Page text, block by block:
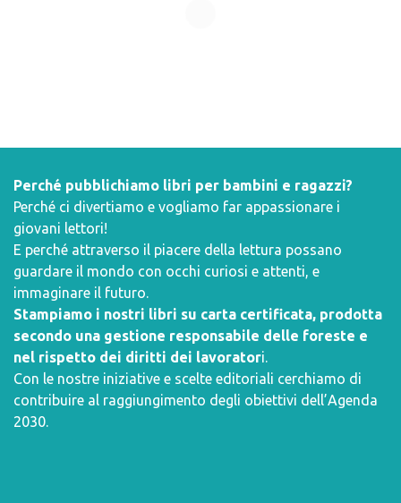
Perché pubblichiamo libri per bambini e ragazzi?
Perché ci divertiamo e vogliamo far appassionare i
giovani lettori!
E perché attraverso il piacere della lettura possano
guardare il mondo con occhi curiosi e attenti, e
immaginare il futuro.
Stampiamo i nostri libri su carta certificata, prodotta
secondo una gestione responsabile delle foreste e
nel rispetto dei diritti dei lavoratori.
Con le nostre iniziative e scelte editoriali cerchiamo di
contribuire al raggiungimento degli obiettivi dell’Agenda
2030